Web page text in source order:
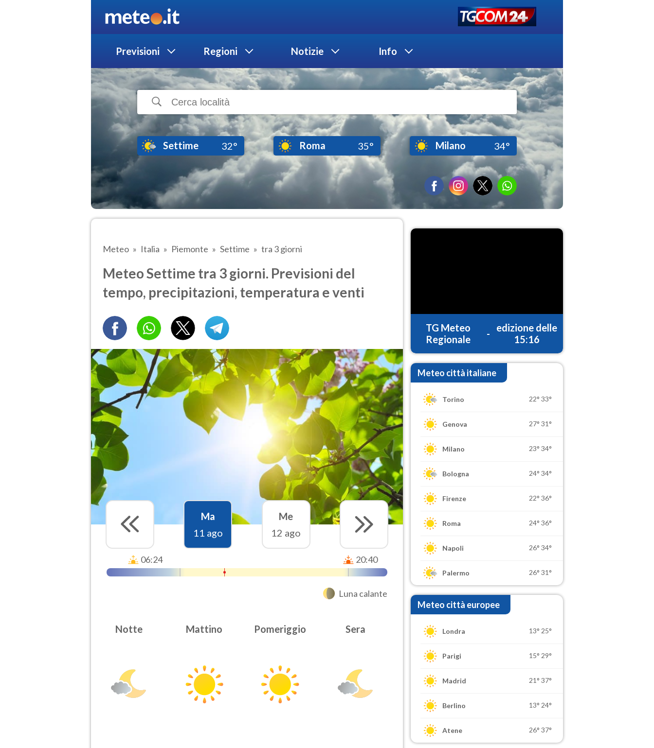
Previsioni Regioni Notizie Info
Settime 32° Roma 35° Milano 34°
Meteo Italia Piemonte Settime tra 3 giorni
Meteo Settime tra 3 giorni. Previsioni del
tempo, precipitazioni, temperatura e venti
Ma
11 ago
Me
12 ago
06:24 20:40
Luna calante
Notte Mattino Pomeriggio Sera
TG Meteo
Regionale
-
edizione delle
15:16
Meteo città italiane
Torino 22° 33°
Genova 27° 31°
Milano 23° 34°
Bologna 24° 34°
Firenze 22° 36°
Roma 24° 36°
Napoli 26° 34°
Palermo 26° 31°
Meteo città europee
Londra 13° 25°
Parigi 15° 29°
Madrid 21° 37°
Berlino 13° 24°
Atene 26° 37°